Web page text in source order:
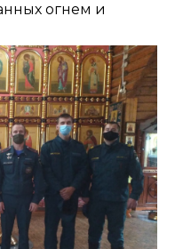
огнем и